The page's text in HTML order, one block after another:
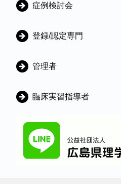
症例検討会
登録/認定専門
管理者
臨床実習指導者